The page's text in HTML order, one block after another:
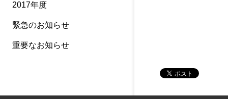
2017年度
緊急のお知らせ
重要なお知らせ